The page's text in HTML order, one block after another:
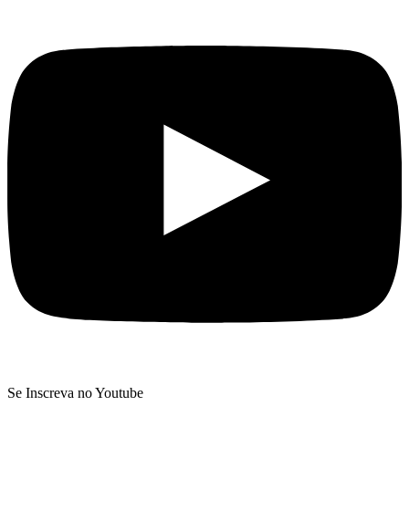
Se Inscreva no Youtube